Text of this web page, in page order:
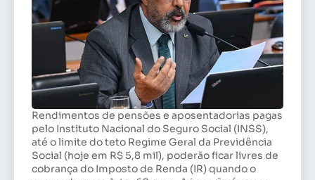
Rendimentos de pensões e aposentadorias pagas
pelo Instituto Nacional do Seguro Social (INSS),
até o limite do teto Regime Geral da Previdência
Social (hoje em R$ 5,8 mil), poderão ficar livres de
cobrança do Imposto de Renda (IR) quando o